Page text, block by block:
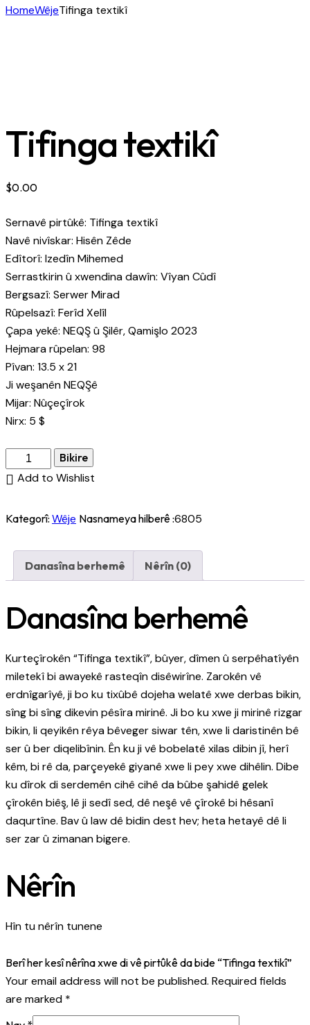
HomeWêjeTifinga textikî
Tifinga textikî
$0.00
Sernavê pirtûkê: Tifinga textikî
Navê nivîskar: Hisên Zêde
Edîtorî: Izedîn Mihemed
Serrastkirin û xwendina dawîn: Vîyan Cûdî
Bergsazî: Serwer Mirad
Rûpelsazî: Ferîd Xelîl
Çapa yekê: NEQŞ û Şilêr, Qamişlo 2023
Hejmara rûpelan: 98
Pîvan: 13.5 x 21
Ji weşanên NEQŞê
Mijar: Nûçeçîrok
Nirx: 5 $
Bikire
Add to Wishlist
Kategorî: Wêje Nasnameya hilberê :6805
Danasîna berhemê Nêrîn (0)
Danasîna berhemê
Kurteçîrokên “Tifinga textikî”, bûyer, dîmen û serpêhatîyên
miletekî bi awayekê rasteqîn disêwirîne. Zarokên vê
erdnîgarîyê, ji bo ku tixûbê dojeha welatê xwe derbas bikin,
sîng bi sîng dikevin pêsîra mirinê. Ji bo ku xwe ji mirinê rizgar
bikin, li qeyikên rêya bêveger siwar tên, xwe li daristinên bê
ser û ber diqelibînin. Ên ku ji vê bobelatê xilas dibin jî, herî
kêm, bi rê da, parçeyekê giyanê xwe li pey xwe dihêlin. Dibe
ku dîrok di serdemên cihê cihê da bûbe şahidê gelek
çîrokên biêş, lê ji sedî sed, dê neşê vê çîrokê bi hêsanî
daqurtîne. Bav û law dê bidin dest hev; heta hetayê dê li
ser zar û zimanan bigere.
Nêrîn
Hîn tu nêrîn tunene
Berî her kesî nêrîna xwe di vê pirtûkê da bide “Tifinga textikî”
Your email address will not be published. Required fields
are marked *